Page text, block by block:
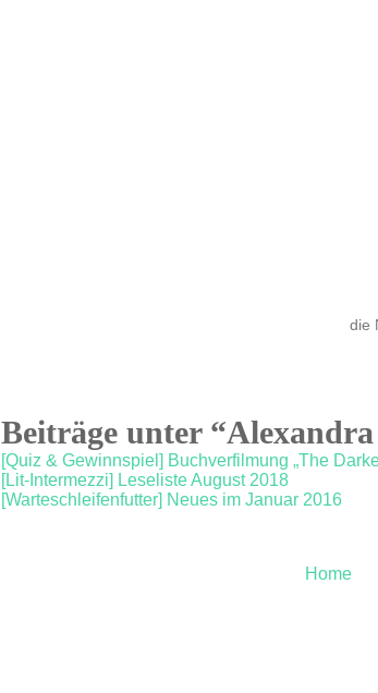
die
Beiträge unter
[Quiz & Gewinnspiel] Buchverfilmung „The
[Lit-Intermezzi] Leseliste August 2018
[Warteschleifenfutter] Neues im Januar 2016
Home